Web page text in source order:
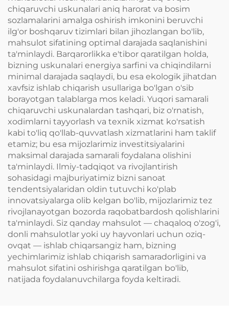
chiqaruvchi uskunalari aniq harorat va bosim
sozlamalarini amalga oshirish imkonini beruvchi
ilg'or boshqaruv tizimlari bilan jihozlangan bo'lib,
mahsulot sifatining optimal darajada saqlanishini
ta'minlaydi. Barqarorlikka e'tibor qaratilgan holda,
bizning uskunalari energiya sarfini va chiqindilarni
minimal darajada saqlaydi, bu esa ekologik jihatdan
xavfsiz ishlab chiqarish usullariga bo'lgan o'sib
borayotgan talablarga mos keladi. Yuqori samarali
chiqaruvchi uskunalardan tashqari, biz o'rnatish,
xodimlarni tayyorlash va texnik xizmat ko'rsatish
kabi to'liq qo'llab-quvvatlash xizmatlarini ham taklif
etamiz; bu esa mijozlarimiz investitsiyalarini
maksimal darajada samarali foydalana olishini
ta'minlaydi. Ilmiy-tadqiqot va rivojlantirish
sohasidagi majburiyatimiz bizni sanoat
tendentsiyalaridan oldin tutuvchi ko'plab
innovatsiyalarga olib kelgan bo'lib, mijozlarimiz tez
rivojlanayotgan bozorda raqobatbardosh qolishlarini
ta'minlaydi. Siz qanday mahsulot — chaqaloq o'zog'i,
donli mahsulotlar yoki uy hayvonlari uchun oziq-
ovqat — ishlab chiqarsangiz ham, bizning
yechimlarimiz ishlab chiqarish samaradorligini va
mahsulot sifatini oshirishga qaratilgan bo'lib,
natijada foydalanuvchilarga foyda keltiradi.